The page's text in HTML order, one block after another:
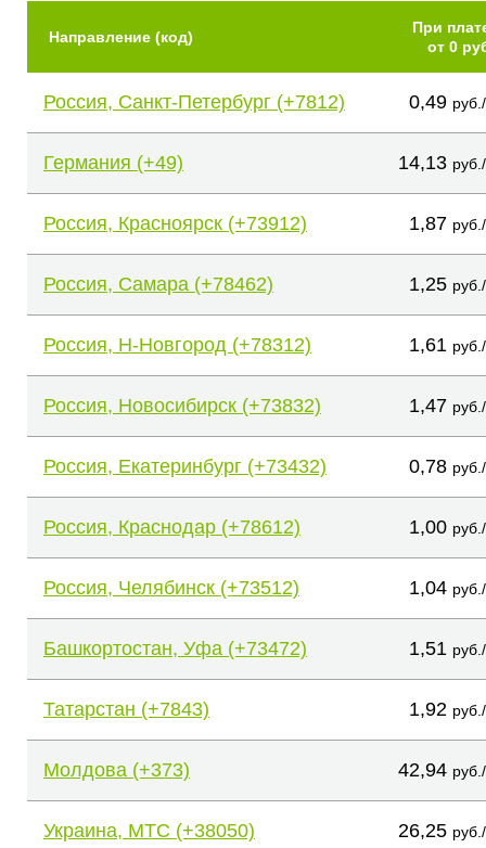
Направление (код)
При
от 0
Россия, Санкт-Петербург (+7812) 0,49
Германия (+49) 14,13
Россия, Красноярск (+73912) 1,87
Россия, Самара (+78462) 1,25
Россия, Н-Новгород (+78312) 1,61
Россия, Новосибирск (+73832) 1,47
Россия, Екатеринбург (+73432) 0,78
Россия, Краснодар (+78612) 1,00
Россия, Челябинск (+73512) 1,04
Башкортостан, Уфа (+73472) 1,51
Татарстан (+7843) 1,92
Молдова (+373) 42,94
Украина, МТС (+38050) 26,25